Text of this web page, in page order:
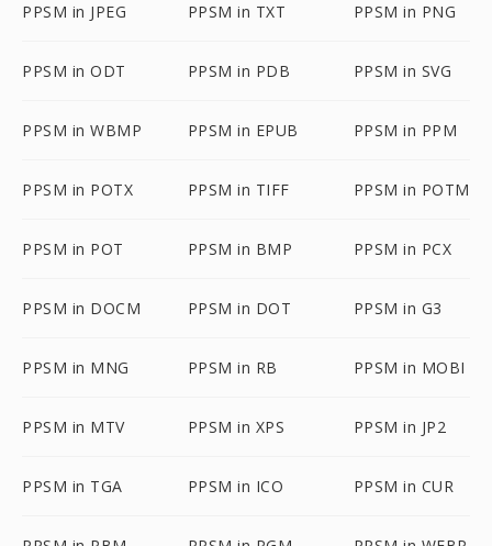
PPSM in JPEG PPSM in TXT PPSM in PNG
PPSM in ODT PPSM in PDB PPSM in SVG
PPSM in WBMP PPSM in EPUB PPSM in PPM
PPSM in POTX PPSM in TIFF PPSM in POTM
PPSM in POT PPSM in BMP PPSM in PCX
PPSM in DOCM PPSM in DOT PPSM in G3
PPSM in MNG PPSM in RB PPSM in MOBI
PPSM in MTV PPSM in XPS PPSM in JP2
PPSM in TGA PPSM in ICO PPSM in CUR